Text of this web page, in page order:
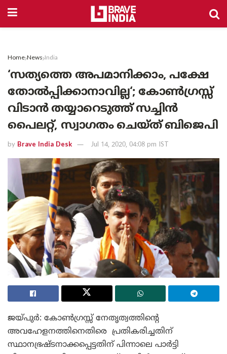
Home News India
‘സത്യത്തെ അപമാനിക്കാം, പക്ഷേ
തോൽപ്പിക്കാനാവില്ല‘; കോൺഗ്രസ്സ്
വിടാൻ തയ്യാറെടുത്ത് സച്ചിൻ
പൈലറ്റ്, സ്വാഗതം ചെയ്ത് ബിജെപി
by Brave India Desk Jul 14, 2020, 04:08 pm IST
ജയ്പുർ: കോൺഗ്രസ്സ് നേതൃത്വത്തിന്റെ
അവഹേളനത്തിനെതിരെ പ്രതികരിച്ചതിന്
സ്ഥാനഭ്രഷ്ടനാക്കപ്പെട്ടതിന് പിന്നാലെ പാർട്ടി